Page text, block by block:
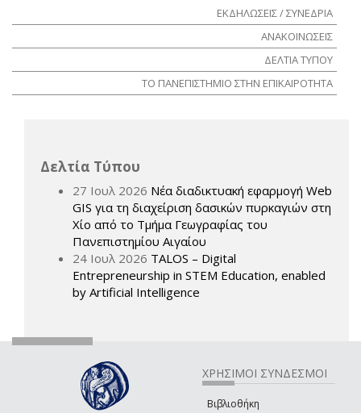
ΕΚΔΗΛΩΣΕΙΣ / ΣΥΝΕΔΡΙΑ
ΑΝΑΚΟΙΝΩΣΕΙΣ
ΔΕΛΤΙΑ ΤΥΠΟΥ
ΤΟ ΠΑΝΕΠΙΣΤΗΜΙΟ ΣΤΗΝ ΕΠΙΚΑΙΡΟΤΗΤΑ
Δελτία Τύπου
27 Ιουλ 2026 Νέα διαδικτυακή εφαρμογή Web
GIS για τη διαχείριση δασικών πυρκαγιών στη
Χίο από το Τμήμα Γεωγραφίας του
Πανεπιστημίου Αιγαίου
24 Ιουλ 2026 TALOS – Digital
Entrepreneurship in STEM Education, enabled
by Artificial Intelligence
ΧΡΗΣΙΜΟΙ ΣΥΝΔΕΣΜΟΙ
Βιβλιοθήκη